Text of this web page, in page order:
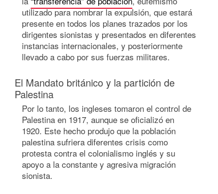
utilizado para nombrar la expulsión, que estará
presente en todos los planes trazados por los
dirigentes sionistas y presentados en diferentes
instancias internacionales, y posteriormente
llevado a cabo por sus fuerzas militares.
El Mandato británico y la partición de
Palestina
Por lo tanto, los ingleses tomaron el control de
Palestina en 1917, aunque se oficializó en
1920. Este hecho produjo que la población
palestina sufriera diferentes crisis como
protesta contra el colonialismo inglés y su
apoyo a la constante y agresiva migración
sionista.